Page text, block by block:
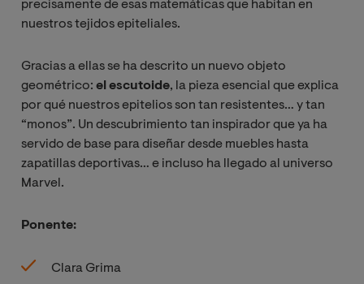
precisamente de esas matemáticas que habitan en
nuestros tejidos epiteliales.
Gracias a ellas se ha descrito un nuevo objeto
geométrico: el escutoide, la pieza esencial que explica
por qué nuestros epitelios son tan resistentes… y tan
“monos”. Un descubrimiento tan inspirador que ya ha
servido de base para diseñar desde muebles hasta
zapatillas deportivas… e incluso ha llegado al universo
Marvel.
Ponente:
Clara Grima